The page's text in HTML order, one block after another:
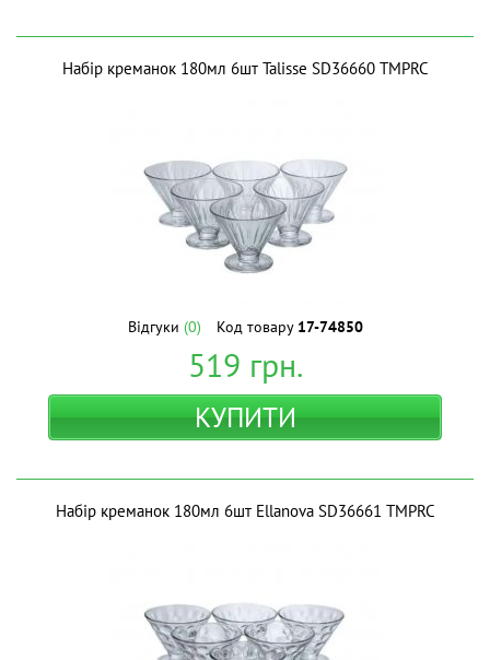
Набір креманок 180мл 6шт Talisse SD36660 ТМPRC
Відгуки (0) Код товару 17-74850
519 грн.
КУПИТИ
Набір креманок 180мл 6шт Ellanova SD36661 ТМPRC